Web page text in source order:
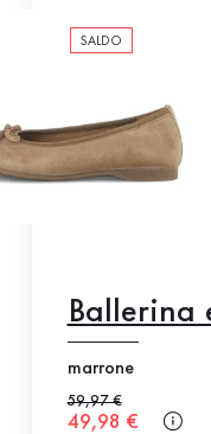
SALDO
Ballerina
marrone
Prezzo precedente
59,97 €
Nuovo prezzo
49,98 €